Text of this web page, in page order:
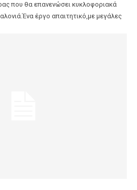
που θα επανενώσει κυκλοφοριακά
έργο απαιτητικό,με μεγάλες